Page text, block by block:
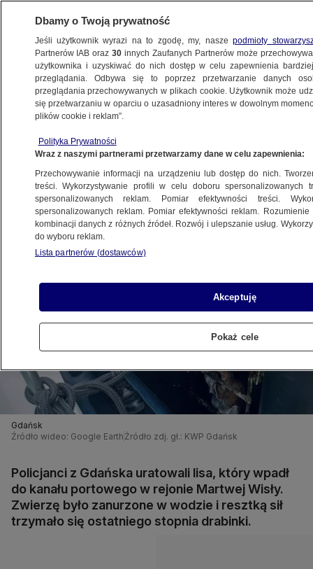
TRÓJMIASTO
do kanału portowego
13.10.2024, 12:29
Udostępnij
Gdańsk
Źródło wideo: Google Earth Źródło zdj. gł.: KWP Gdańsk
Policjanci z Gdańska uratowali lisa, który wpadł
do kanału portowego w rejonie Martwej Wisły.
Zwierzę było zanurzone w wodzie i resztką sił
trzymało się ostatniego stopnia drabinki.
Dbamy o Twoją prywatność
Jeśli użytkownik wyrazi na to zgodę, my, naszepodmioty
Partnerów IAB oraz30 innych Zaufanych Partnerów może
użytkownika i uzyskiwać do nich dostęp w celu zapewnienia
przeglądania. Odbywa się to poprzez przetwarzanie danych
przeglądania przechowywanych w plikach cookie. Użytkownik może
się przetwarzaniu w oparciu o uzasadniony interes w dowolnym
plików cookie i reklam”.
Polityka Prywatności
Wraz z naszymi partnerami przetwarzamy dane w celu zapewnienia:
Przechowywanie informacji na urządzeniu lub dostęp do nich.
treści. Wykorzystywanie profili w celu doboru spersonalizowanych
spersonalizowanych reklam. Pomiar efektywności treści.
spersonalizowanych reklam. Pomiar efektywności reklam.
kombinacji danych z różnych źródeł. Rozwój i ulepszanie usług.
do wyboru reklam.
Lista partnerów (dostawców)
Akceptuję
Pokaż cele